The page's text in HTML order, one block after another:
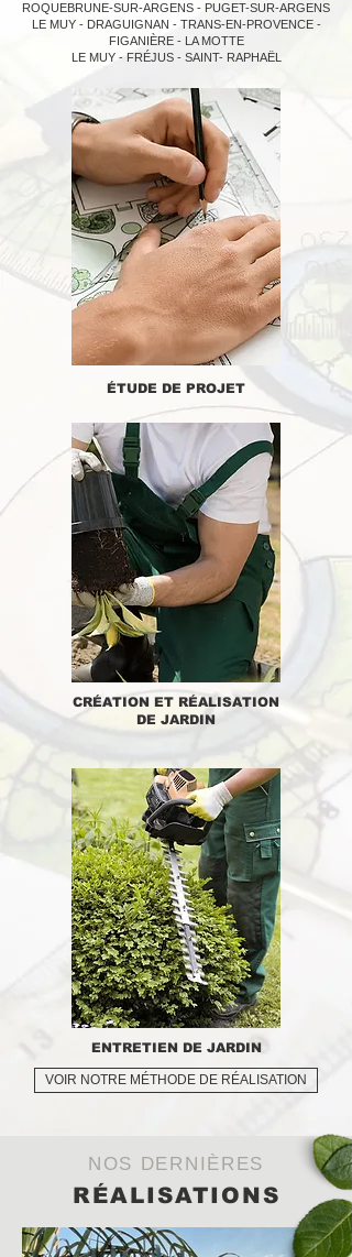
ROQUEBRUNE-SUR-ARGENS - PUGET-SUR-ARGENS
LE MUY - DRAGUIGNAN - TRANS-EN-PROVENCE -
FIGANIÈRE - LA MOTTE
LE MUY - FRÉJUS - SAINT- RAPHAËL
ÉTUDE DE PROJET
CRÉATION ET RÉALISATION
DE JARDIN
ENTRETIEN DE JARDIN
VOIR NOTRE MÉTHODE DE RÉALISATION
NOS DERNIÈRES
RÉALISATIONS